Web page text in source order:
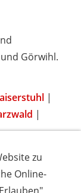
Görwihl.
|
|
zu
Online-